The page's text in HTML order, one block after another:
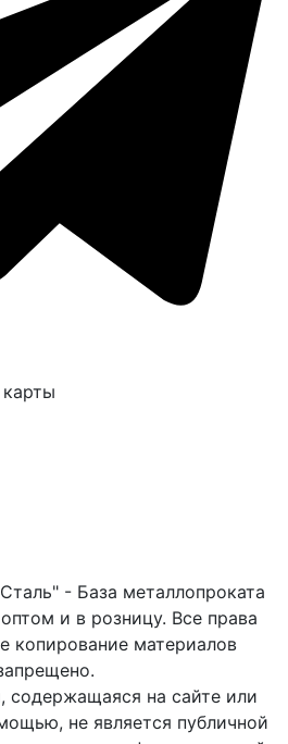
- База металлопроката
и в розницу. Все права
копирование материалов
на сайте или
не является публичной